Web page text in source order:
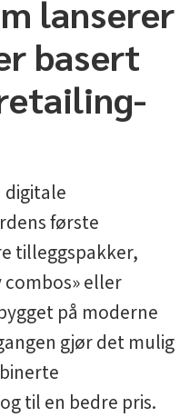
lanserer
basert
digitale
første
tilleggspakker,
eller
på moderne
gjør det mulig
til en bedre pris.